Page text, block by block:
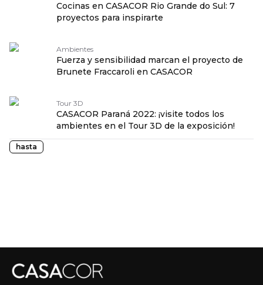
Cocinas en CASACOR Rio Grande do Sul: 7
proyectos para inspirarte
Ambientes
Fuerza y sensibilidad marcan el proyecto de
Brunete Fraccaroli en CASACOR
Tour 3D
CASACOR Paraná 2022: ¡visite todos los
ambientes en el Tour 3D de la exposición!
hasta